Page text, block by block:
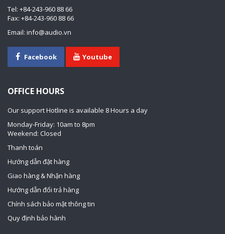
Tel: +84-243-960 88 66
Fax: +84-243-960 88 66
Email: info@audio.vn
Facebook Youtube
OFFICE HOURS
Our support Hotline is available 8 Hours a day
Monday-Friday: 10am to 8pm
Weekend: Closed
Thanh toán
Hướng dẫn đặt hàng
Giao hàng & Nhận hàng
Hướng dẫn đổi trả hàng
Chính sách bảo mật thông tin
Quy định bảo hành